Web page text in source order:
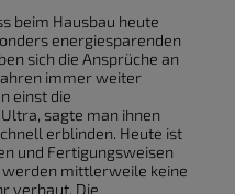
beim Hausbau heute
energiesparenden
sich die Ansprüche an
immer weiter
einst die
sagte man ihnen
erblinden. Heute ist
und Fertigungsweisen
werden mittlerweile keine
verbaut. Die